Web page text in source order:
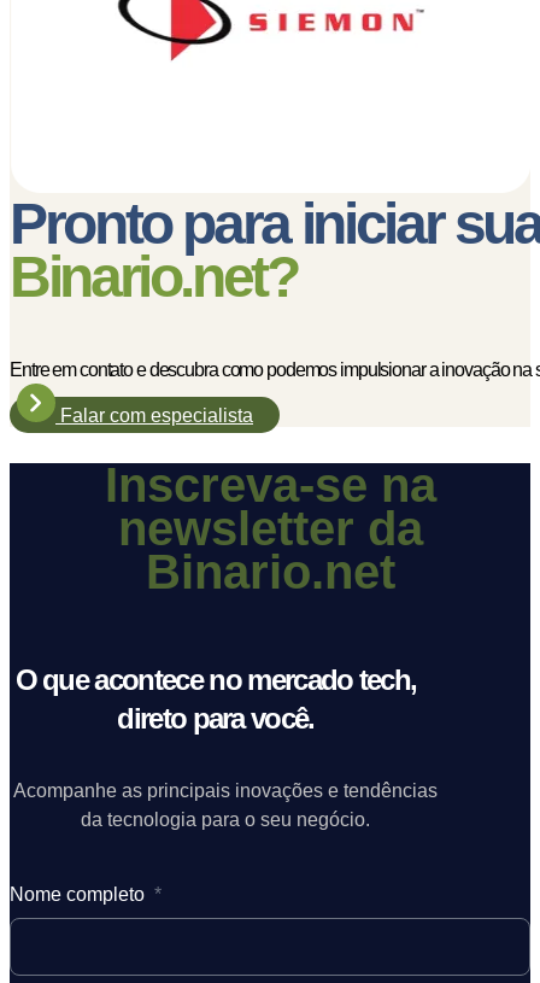
Pronto para iniciar
Binario.net?
Entre em contato e descubra como podemos impulsionar a inovação na
Falar com especialista
Inscreva-se na
newsletter da
Binario.net
O que acontece no mercado tech,
direto para você.
Acompanhe as principais inovações e tendências
da tecnologia para o seu negócio.
Nome completo *